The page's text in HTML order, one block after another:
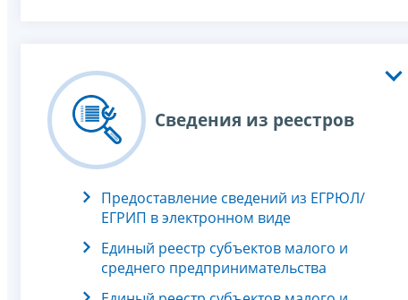
Сведения из реестров
Предоставление сведений из ЕГРЮЛ/
ЕГРИП в электронном виде
Единый реестр субъектов малого и
среднего предпринимательства